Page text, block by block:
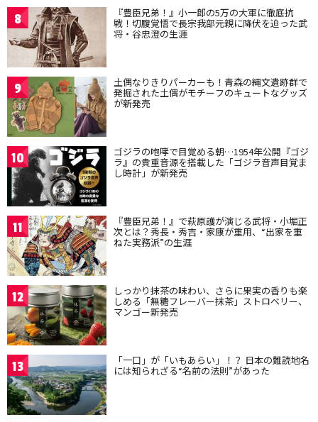
8 『豊臣兄弟！』小一郎の5万の大軍に徹底抗
戦！切腹覚悟で長宗我部元親に降伏を迫った武
将・谷忠澄の生涯
9 土偶なりきりパーカーも！青森の縄文遺跡群で
発掘された土偶がモチーフのキュートなグッズ
が新発売
10 ゴジラの咆哮で目覚める朝…1954年公開『ゴジ
ラ』の貴重音源を搭載した「ゴジラ音声目覚ま
し時計」が新発売
11 『豊臣兄弟！』で萩原護が演じる武将・小堀正
次とは？秀長・秀吉・家康が重用、“出家を重
ねた実務派”の生涯
12 しっかり抹茶の味わい、さらに果実の香りも楽
しめる「無糖フレーバー抹茶」ストロベリー、
マンゴー新発売
13 「一口」が「いもあらい」！？ 日本の難読地名
には知られざる“名前の法則”があった